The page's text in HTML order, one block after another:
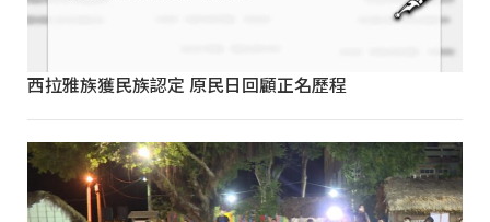
西拉雅族獲民族認定 原民日回顧正名歷程